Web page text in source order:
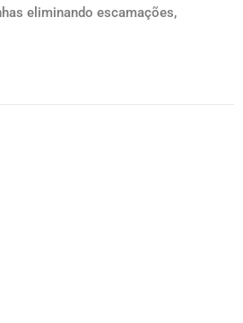
eliminando escamações,